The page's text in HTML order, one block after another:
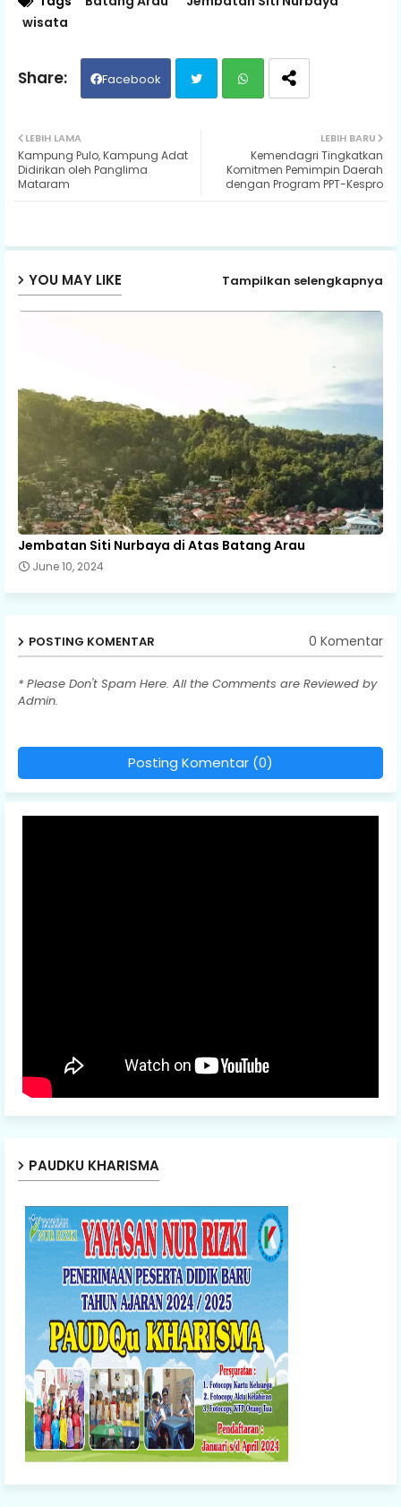
wisata
Facebook
ats
LEBIH BARU
Kemendagri Tingkatkan
Komitmen Pemimpin Daerah
dengan Program PPT-Kespro
LEBIH LAMA
Kampung Pulo, Kampung Adat
Didirikan oleh Panglima
Mataram
YOU MAY LIKE Tampilkan selengkapnya
Jembatan Siti Nurbaya di Atas Batang Arau
June 10, 2024
POSTING KOMENTAR 0 Komentar
* Please Don't Spam Here. All the Comments are Reviewed by
Admin.
Posting Komentar (0)
PAUDKU KHARISMA